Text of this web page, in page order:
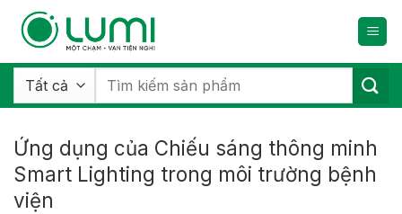
qua
dung
Tìm
Ứng dụng của Chiếu sáng thông minh
Smart Lighting trong môi trường bệnh
viện